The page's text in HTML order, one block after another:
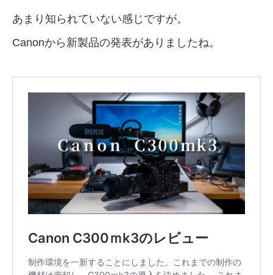
あまり知られていない感じですが。
Canonから新製品の発表がありましたね。